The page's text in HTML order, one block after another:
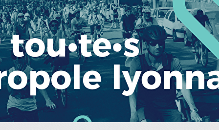
Exporter les lignes sélectionnées
Exporter toutes les colonnes
Exporter uniquement les colonnes affichées
Menu
Images de la page d'accueil
Cliquez pour éditer